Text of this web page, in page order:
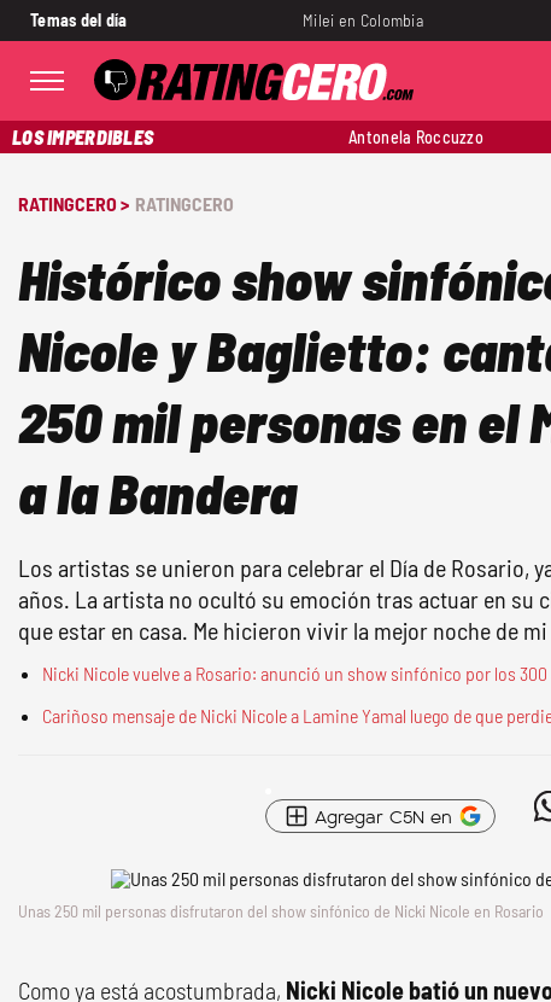
Temas del día Milei en Colombia
LOS IMPERDIBLES Antonela Roccuzzo
RATINGCERO > RATINGCERO
Histórico show
Nicole y Baglietto:
250 mil personas en el
a la Bandera
Los artistas se unieron para celebrar el Día de Rosario,
años. La artista no ocultó su emoción tras actuar en su
que estar en casa. Me hicieron vivir la mejor noche de mi
Nicki Nicole vuelve a Rosario: anunció un show sinfónico por los 300
Cariñoso mensaje de Nicki Nicole a Lamine Yamal luego de que
Agregar C5N en
Unas 250 mil personas disfrutaron del show sinfónico de Nicki Nicole en Rosario
Como ya está acostumbrada, Nicki Nicole batió un